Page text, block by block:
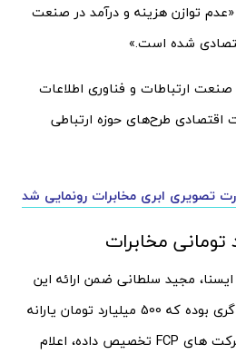
«عدم توازن هزینه و درآمد در صنعت
شده است.»
ارتباطات و فناوری اطلاعات
طرح‌های حوزه ارتباطی
تصویری ابری مخابرات رونمایی شد
تومانی مخابرات
ایسنا، مجید سلطانی ضمن ارائه این
سوال که این چگونه تنظیم گری بوده که 500 میلیارد تومان یارانه
از محل درآمد مخابرات به شرکت های FCP تخصیص داده، اعلام